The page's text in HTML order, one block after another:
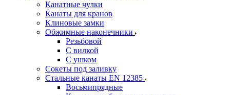
Канатные чулки
Канаты для кранов
Клиновые замки
Обжимные наконечники
Резьбовой
С вилкой
С ушком
Сокеты под заливку
Стальные канаты EN 12385
Восьмипрядные